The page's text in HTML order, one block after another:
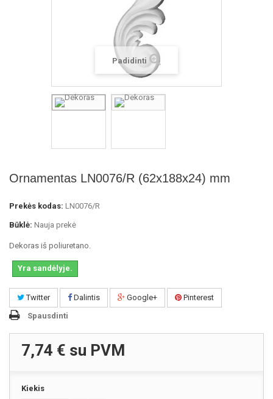
Padidinti
Ornamentas LN0076/R (62x188x24) mm
Prekės kodas: LN0076/R
Būklė: Nauja prekė
Dekoras iš poliuretano.
Yra sandėlyje.
Twitter Dalintis Google+
Pinterest
Spausdinti
7,74 € su PVM
Kiekis